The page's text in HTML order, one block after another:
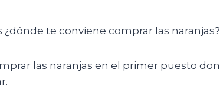
¿dónde te conviene comprar las naranjas?
las naranjas en el primer puesto